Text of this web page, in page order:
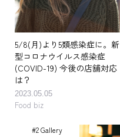
5/8(月)より5類感染症に。新
型コロナウイルス感染症
(COVID-19) 今後の店舗対応
は？
2023.05.05
Food biz
#2 Gallery